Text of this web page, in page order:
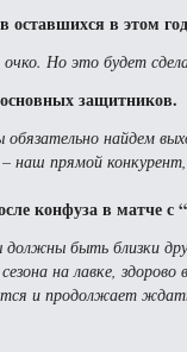
оставшихся в этом
Но это будет
защитников.
найдем
наш прямой
конфуза в матче с
быть близки
на лавке,
и продолжает